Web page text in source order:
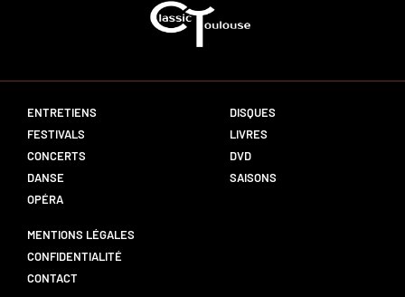
ENTRETIENS
FESTIVALS
CONCERTS
DANSE
OPÉRA
DISQUES
LIVRES
DVD
SAISONS
MENTIONS LÉGALES
CONFIDENTIALITÉ
CONTACT